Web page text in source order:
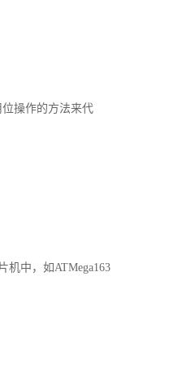
操作的方法来代
中，如ATMega163